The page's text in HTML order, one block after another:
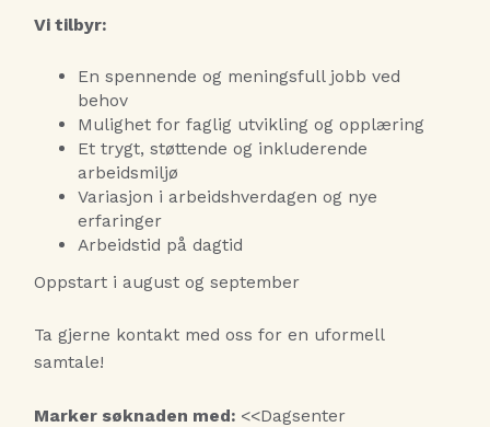
Vi tilbyr:
En spennende og meningsfull jobb ved
behov
Mulighet for faglig utvikling og opplæring
Et trygt, støttende og inkluderende
arbeidsmiljø
Variasjon i arbeidshverdagen og nye
erfaringer
Arbeidstid på dagtid
Oppstart i august og september
Ta gjerne kontakt med oss for en uformell
samtale!
Marker søknaden med: <<Dagsenter